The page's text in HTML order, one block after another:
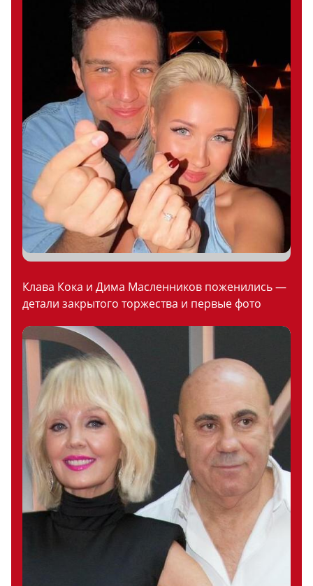
Клава Кока и Дима Масленников поженились —
детали закрытого торжества и первые фото